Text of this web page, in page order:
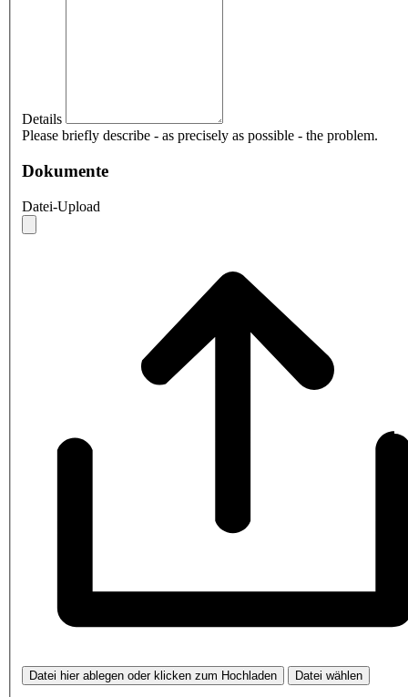
Details
Please briefly describe - as precisely as possible - the problem.
Dokumente
Datei-Upload
Datei hier ablegen oder klicken zum Hochladen Datei wählen